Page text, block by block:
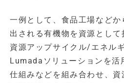
一例として、食品工場など
出される有機物を資源とし
資源アップサイクル/エネル
Lumadaソリューションを活
仕組みなどを組み合わせ、